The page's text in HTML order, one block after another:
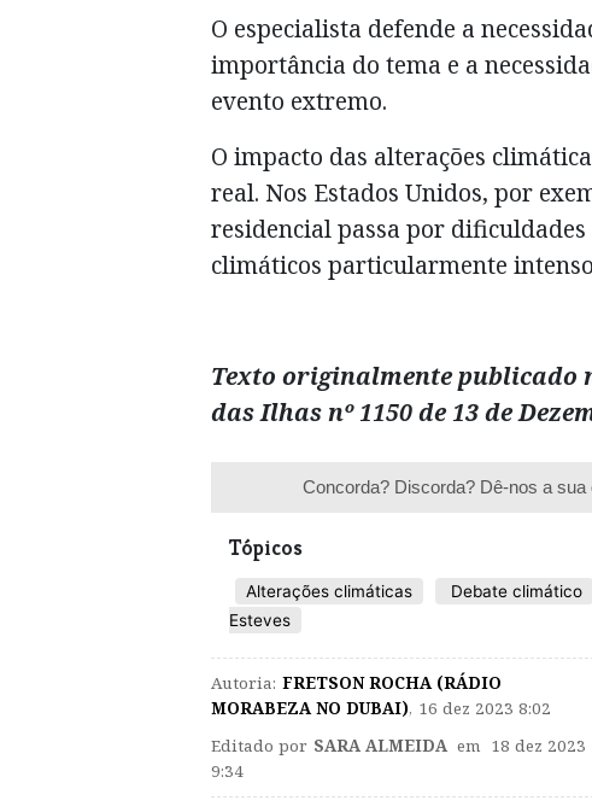
O especialista defende a
importância do tema e a
evento extremo.
O impacto das alterações
real. Nos Estados Unidos, por
residencial passa por
climáticos particularmente
Texto originalmente publicado
das Ilhas nº 1150 de 13 de
Concorda? Discorda? Dê-nos a
Tópicos
Alterações climáticas Debate climático
Esteves
Autoria: FRETSON ROCHA (RÁDIO
MORABEZA NO DUBAI), 16 dez 2023 8:02
Editado por SARA ALMEIDA em 18 dez 2023
9:34